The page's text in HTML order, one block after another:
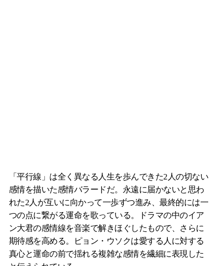
「平行線」は全く異なる人生を歩んできた2人の切ない
感情を描いた感情バラードだ。永遠に届かないと思わ
れた2人が互いに向かって一歩ずつ進み、最終的には一
つの点に繋がる運命を歌っている。ドラマの中のイア
ン大君の感情線を音楽で解きほぐしたもので、さらに
期待感を高める。ピョン・ウソクは愛する人に対する
真心と運命の前で揺れる複雑な感情を繊細に表現した